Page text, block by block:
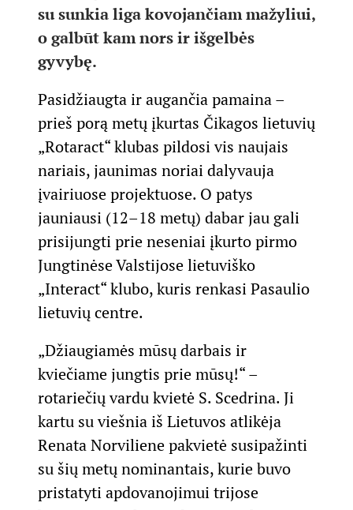
su sunkia liga kovojančiam mažyliui,
o galbūt kam nors ir išgelbės
gyvybę.
Pasidžiaugta ir augančia pamaina –
prieš porą metų įkurtas Čikagos lietuvių
„Rotaract“ klubas pildosi vis naujais
nariais, jaunimas noriai dalyvauja
įvairiuose projektuose. O patys
jauniausi (12–18 metų) dabar jau gali
prisijungti prie neseniai įkurto pirmo
Jungtinėse Valstijose lietuviško
„Interact“ klubo, kuris renkasi Pasaulio
lietuvių centre.
„Džiaugiamės mūsų darbais ir
kviečiame jungtis prie mūsų!“ –
rotariečių vardu kvietė S. Scedrina. Ji
kartu su viešnia iš Lietuvos atlikėja
Renata Norviliene pakvietė susipažinti
su šių metų nominantais, kurie buvo
pristatyti apdovanojimui trijose